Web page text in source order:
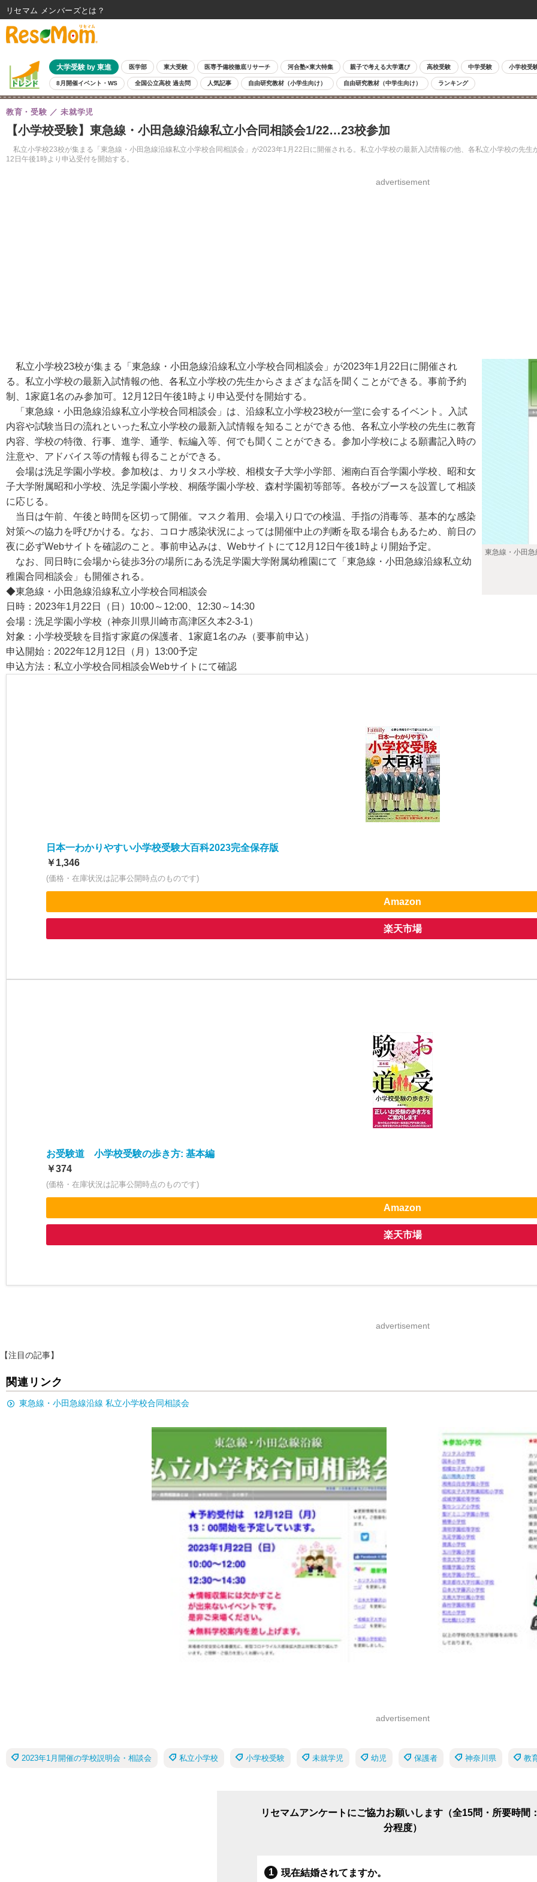
大学受験 by 東進 医学部 東大受験 医専予備校徹底リサーチ 河合塾×東大特集 親子で考える大学選び 高校受験 中学受験 小学校受
8月開催イベント・WS 全国公立高校 過去問 人気記事 自由研究教材（小学生向け） 自由研究教材（中学生向け） ランキング
【小学校受験】東急線・小田急線沿線私立小合同相談会1/22…23校参加
私立小学校23校が集まる「東急線・小田急線沿線私立小学校合同相談会」が2023年1月22日に開催される。私立小学校の最新入試情報の他、各私立小学校の先
12日午後1時より申込受付を開始する。
教育・受験 未就学児
advertisement
東急線・小田
私立小学校23校が集まる「東急線・小田急線沿線私立小学校合同相談会」が2023年1月22日に開催され
る。私立小学校の最新入試情報の他、各私立小学校の先生からさまざまな話を聞くことができる。事前予約
制、1家庭1名のみ参加可。12月12日午後1時より申込受付を開始する。
「東急線・小田急線沿線私立小学校合同相談会」は、沿線私立小学校23校が一堂に会するイベント。入試
内容や試験当日の流れといった私立小学校の最新入試情報を知ることができる他、各私立小学校の先生に教育
内容、学校の特徴、行事、進学、通学、転編入等、何でも聞くことができる。参加小学校による願書記入時の
注意や、アドバイス等の情報も得ることができる。
会場は洗足学園小学校。参加校は、カリタス小学校、相模女子大学小学部、湘南白百合学園小学校、昭和女
子大学附属昭和小学校、洗足学園小学校、桐蔭学園小学校、森村学園初等部等。各校がブースを設置して相談
に応じる。
当日は午前、午後と時間を区切って開催。マスク着用、会場入り口での検温、手指の消毒等、基本的な感染
対策への協力を呼びかける。なお、コロナ感染状況によっては開催中止の判断を取る場合もあるため、前日の
夜に必ずWebサイトを確認のこと。事前申込みは、Webサイトにて12月12日午後1時より開始予定。
なお、同日時に会場から徒歩3分の場所にある洗足学園大学附属幼稚園にて「東急線・小田急線沿線私立幼
稚園合同相談会」も開催される。
◆東急線・小田急線沿線私立小学校合同相談会
日時：2023年1月22日（日）10:00～12:00、12:30～14:30
会場：洗足学園小学校（神奈川県川崎市高津区久本2-3-1）
対象：小学校受験を目指す家庭の保護者、1家庭1名のみ（要事前申込）
申込開始：2022年12月12日（月）13:00予定
申込方法：私立小学校合同相談会Webサイトにて確認
日本一わかりやすい小学校受験大百科2023完全保存版
￥1,346
(価格・在庫状況は記事公開時点のものです)
Amazon
楽天市場
お受験道 小学校受験の歩き方: 基本編
￥374
(価格・在庫状況は記事公開時点のものです)
Amazon
楽天市場
advertisement
【注目の記事】
関連リンク
東急線・小田急線沿線 私立小学校合同相談会
advertisement
2023年1月開催の学校説明会・相談会 私立小学校 小学校受験 未就学児 幼児 保護者 神奈川県 教
リセマムアンケートにご協力お願いします（全15問・所要時間
分程度）
現在結婚されてますか。
リセマム メンバーズ